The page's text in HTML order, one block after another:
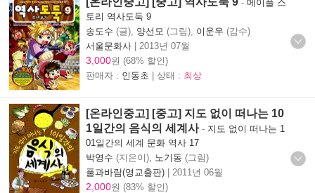
- 메이플 스
토리 역사도둑 9
송도수 (글), 양선모 (그림), 이운우 (감수)
서울문화사 | 2013년 07월
3,000원 (68% 할인)
판매자 : 인동초 | 상태 : 최상
[온라인중고] [중고] 지도 없이 떠나는 10
1일간의 음식의 세계사- 지도 없이 떠나는 1
01일간의 세계 문화 역사 17
박영수 (지은이), 노기동 (그림)
풀과바람(영교출판) | 2011년 06월
2,000원 (83% 할인)